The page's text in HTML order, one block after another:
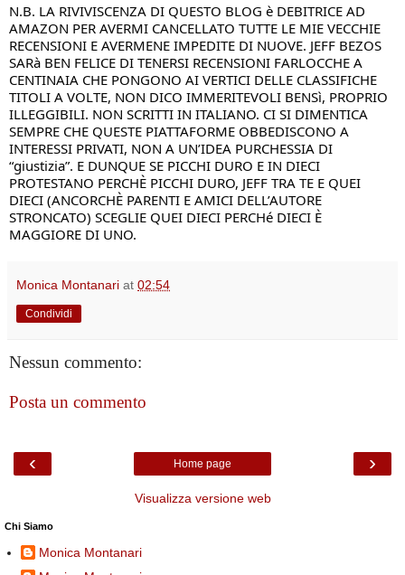
N.B. LA RIVIVISCENZA DI QUESTO BLOG è DEBITRICE AD
AMAZON PER AVERMI CANCELLATO TUTTE LE MIE VECCHIE
RECENSIONI E AVERMENE IMPEDITE DI NUOVE. JEFF BEZOS
SARà BEN FELICE DI TENERSI RECENSIONI FARLOCCHE A
CENTINAIA CHE PONGONO AI VERTICI DELLE CLASSIFICHE
TITOLI A VOLTE, NON DICO IMMERITEVOLI BENSì, PROPRIO
ILLEGGIBILI. NON SCRITTI IN ITALIANO. CI SI DIMENTICA
SEMPRE CHE QUESTE PIATTAFORME OBBEDISCONO A
INTERESSI PRIVATI, NON A UN’IDEA PURCHESSIA DI
“giustizia”. E DUNQUE SE PICCHI DURO E IN DIECI
PROTESTANO PERCHÈ PICCHI DURO, JEFF TRA TE E QUEI
DIECI (ANCORCHÈ PARENTI E AMICI DELL’AUTORE
STRONCATO) SCEGLIE QUEI DIECI PERCHé DIECI È
MAGGIORE DI UNO.
Monica Montanari at 02:54
Condividi
Nessun commento:
Posta un commento
‹ ›
Home page
Visualizza versione web
Chi Siamo
Monica Montanari